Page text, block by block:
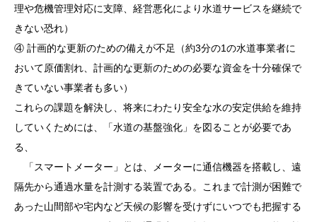
理や危機管理対応に支障、経営悪化により水道サービスを継続で
きない恐れ）
④ 計画的な更新のための備えが不足（約3分の1の水道事業者に
おいて原価割れ、計画的な更新のための必要な資金を十分確保で
きていない事業者も多い）
これらの課題を解決し、将来にわたり安全な水の安定供給を維持
していくためには、「水道の基盤強化」を図ることが必要であ
る、
「スマートメーター」とは、メーターに通信機器を搭載し、遠
隔先から通過水量を計測する装置である。これまで計測が困難で
あった山間部や宅内など天候の影響を受けずにいつでも把握する